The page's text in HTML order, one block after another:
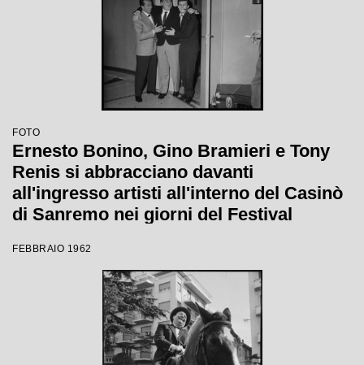
FOTO
Ernesto Bonino, Gino Bramieri e Tony
Renis si abbracciano davanti
all'ingresso artisti all'interno del Casinò
di Sanremo nei giorni del Festival
FEBBRAIO 1962